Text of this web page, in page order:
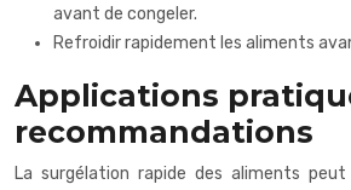
avant de congeler.
Refroidir rapidement les aliments
Applications
recommandations
La surgélation rapide des aliments